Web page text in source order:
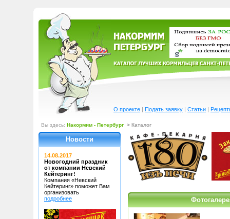
Новости
14.08.2017
Новогодний праздник
от компании Невский
Кейтеринг!
Компания «Невский
Кейтеринг» поможет Вам
организовать
подробнее
О проекте | Подать заявку | Статьи |
Вы здесь: Накормим - Петербург > Каталог